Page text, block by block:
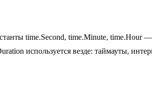
time.Second, time.Minute, time.Hour
используется везде: таймауты,